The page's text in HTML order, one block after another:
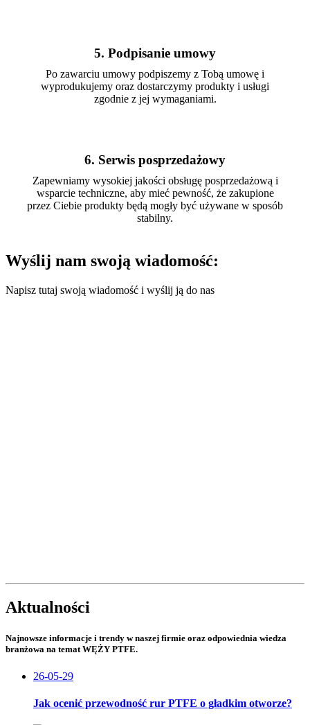
5. Podpisanie umowy
Po zawarciu umowy podpiszemy z Tobą umowę i
wyprodukujemy oraz dostarczymy produkty i usługi
zgodnie z jej wymaganiami.
6. Serwis posprzedażowy
Zapewniamy wysokiej jakości obsługę posprzedażową i
wsparcie techniczne, aby mieć pewność, że zakupione
przez Ciebie produkty będą mogły być używane w sposób
stabilny.
Wyślij nam swoją wiadomość:
Napisz tutaj swoją wiadomość i wyślij ją do nas
Aktualności
Najnowsze informacje i trendy w naszej firmie oraz odpowiednia wiedza
branżowa na temat WĘŻY PTFE.
26-05-29
Jak ocenić przewodność rur PTFE o gładkim otworze?